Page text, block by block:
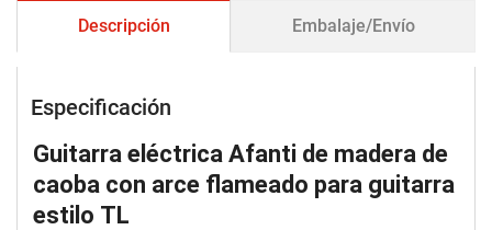
Descripción Embalaje/Envío
Especificación
Guitarra eléctrica Afanti de madera de
caoba con arce flameado para guitarra
estilo TL